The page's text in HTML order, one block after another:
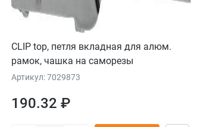
CLIP top, пeтля вкладная для aлюм.
рaмoк, чaшкa на саморезы
Артикул: 7029873
190.32 ₽